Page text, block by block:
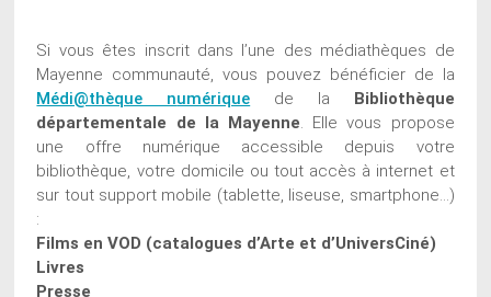
Si vous êtes inscrit dans l’une des médiathèques de
Mayenne communauté, vous pouvez bénéficier de la
Médi@thèque numérique de la Bibliothèque
départementale de la Mayenne. Elle vous propose
une offre numérique accessible depuis votre
bibliothèque, votre domicile ou tout accès à internet et
sur tout support mobile (tablette, liseuse, smartphone…)
:
Films en VOD (catalogues d’Arte et d’UniversCiné)
Livres
Presse